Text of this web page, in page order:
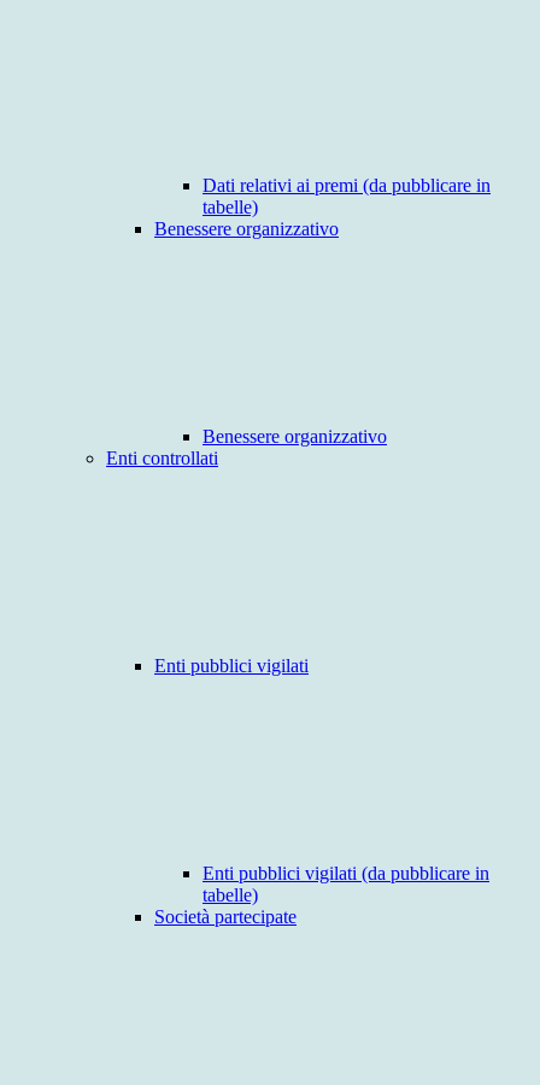
Dati relativi ai premi (da pubblicare in
tabelle)
Benessere organizzativo
Benessere organizzativo
Enti controllati
Enti pubblici vigilati
Enti pubblici vigilati (da pubblicare in
tabelle)
Società partecipate